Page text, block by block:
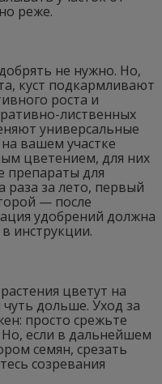
реже.
не нужно. Но,
куст подкармливают
роста и
лиственных
универсальные
вашем участке
цветением, для них
препараты для
раза за лето, первый
— после
удобрений должна
инструкции.
цветут на
дольше. Уход за
просто срежьте
если в дальнейшем
семян, срезать
созревания